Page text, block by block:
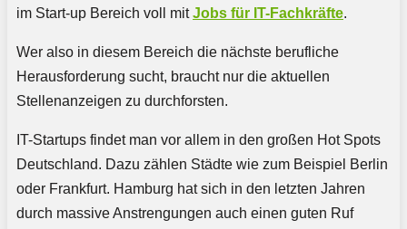
im Start-up Bereich voll mitJobs für IT-Fachkräfte.
Wer also in diesem Bereich die nächste berufliche
Herausforderung sucht, braucht nur die aktuellen
Stellenanzeigen zu durchforsten.
IT-Startups findet man vor allem in den großen Hot Spots
Deutschland. Dazu zählen Städte wie zum Beispiel Berlin
oder Frankfurt. Hamburg hat sich in den letzten Jahren
durch massive Anstrengungen auch einen guten Ruf